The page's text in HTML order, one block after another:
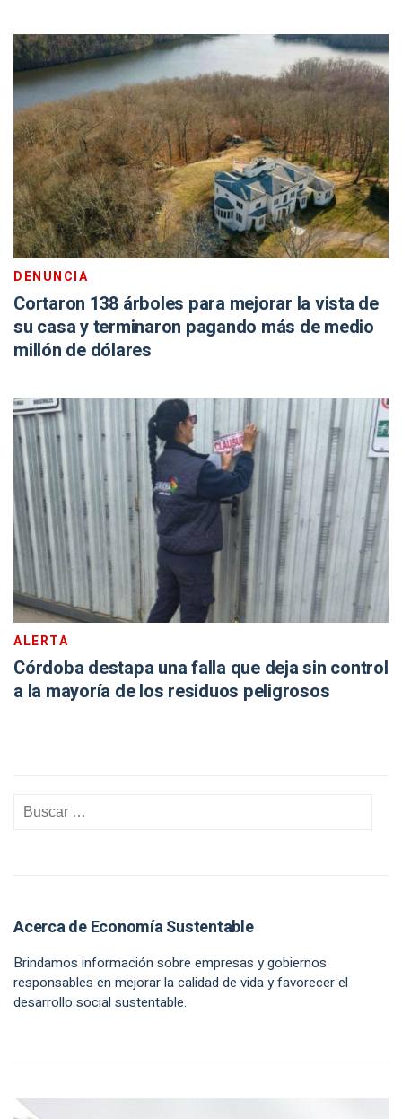
DENUNCIA
Cortaron 138 árboles para mejorar la vista de
su casa y terminaron pagando más de medio
millón de dólares
ALERTA
Córdoba destapa una falla que deja sin control
a la mayoría de los residuos peligrosos
Acerca de Economía Sustentable
Brindamos información sobre empresas y gobiernos
responsables en mejorar la calidad de vida y favorecer el
desarrollo social sustentable.